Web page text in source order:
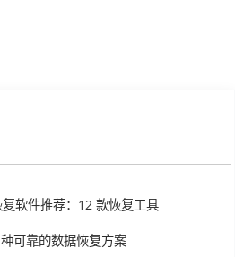
软件推荐：12 款恢复工具
可靠的数据恢复方案